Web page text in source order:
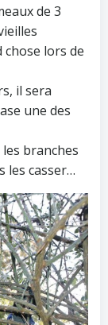
de 3
lors de
il sera
une des
branches
les casser…